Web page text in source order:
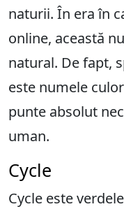
naturii. În era în
online, această
natural. De fapt,
este numele
punte absolut
uman.
Cycle
Cycle este